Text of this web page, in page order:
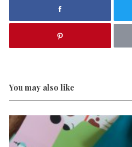
You may also like